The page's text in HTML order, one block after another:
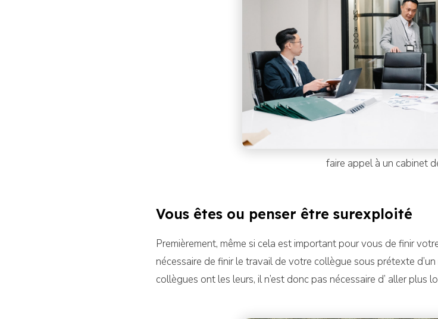
faire appel à un cabinet
Vous êtes ou penser être surexploité
Premièrement, même si cela est important pour vous de finir
nécessaire de finir le travail de votre collègue sous prétexte
collègues ont les leurs, il n’est donc pas nécessaire d’ aller plus